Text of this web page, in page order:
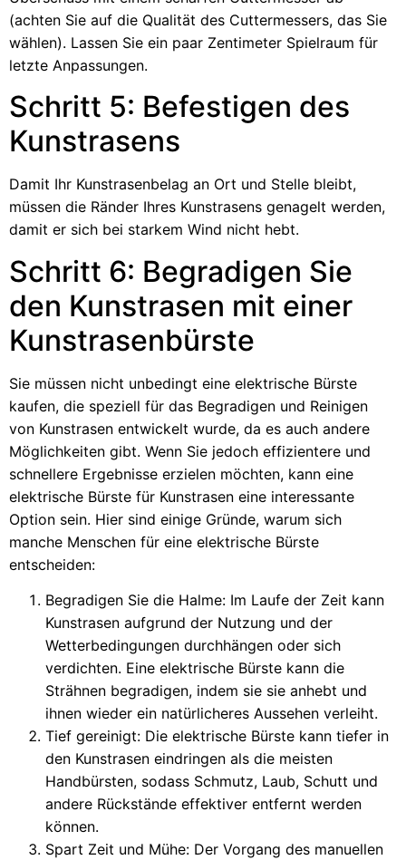
(achten Sie auf die Qualität des Cuttermessers, das Sie
wählen). Lassen Sie ein paar Zentimeter Spielraum für
letzte Anpassungen.
Schritt 5: Befestigen des
Kunstrasens
Damit Ihr Kunstrasenbelag an Ort und Stelle bleibt,
müssen die Ränder Ihres Kunstrasens genagelt werden,
damit er sich bei starkem Wind nicht hebt.
Schritt 6: Begradigen Sie
den Kunstrasen mit einer
Kunstrasenbürste
Sie müssen nicht unbedingt eine elektrische Bürste
kaufen, die speziell für das Begradigen und Reinigen
von Kunstrasen entwickelt wurde, da es auch andere
Möglichkeiten gibt. Wenn Sie jedoch effizientere und
schnellere Ergebnisse erzielen möchten, kann eine
elektrische Bürste für Kunstrasen eine interessante
Option sein. Hier sind einige Gründe, warum sich
manche Menschen für eine elektrische Bürste
entscheiden:
Begradigen Sie die Halme: Im Laufe der Zeit kann
Kunstrasen aufgrund der Nutzung und der
Wetterbedingungen durchhängen oder sich
verdichten. Eine elektrische Bürste kann die
Strähnen begradigen, indem sie sie anhebt und
ihnen wieder ein natürlicheres Aussehen verleiht.
Tief gereinigt: Die elektrische Bürste kann tiefer in
den Kunstrasen eindringen als die meisten
Handbürsten, sodass Schmutz, Laub, Schutt und
andere Rückstände effektiver entfernt werden
können.
Spart Zeit und Mühe: Der Vorgang des manuellen